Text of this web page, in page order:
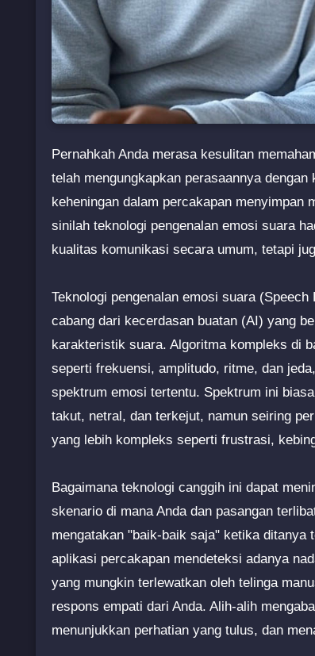
Pernahkah Anda merasa kesulitan
telah mengungkapkan perasaannya
keheningan dalam percakapan menyimpan
sinilah teknologi pengenalan emosi suara
kualitas komunikasi secara umum, tetapi
Teknologi pengenalan emosi suara
cabang dari kecerdasan buatan (AI) yang
karakteristik suara. Algoritma kompleks di
seperti frekuensi, amplitudo, ritme, dan
spektrum emosi tertentu. Spektrum ini
takut, netral, dan terkejut, namun seiring
yang lebih kompleks seperti frustrasi,
Bagaimana teknologi canggih ini dapat
skenario di mana Anda dan pasangan
mengatakan "baik-baik saja" ketika ditanya
aplikasi percakapan mendeteksi adanya
yang mungkin terlewatkan oleh telinga
respons empati dari Anda. Alih-alih
menunjukkan perhatian yang tulus, dan